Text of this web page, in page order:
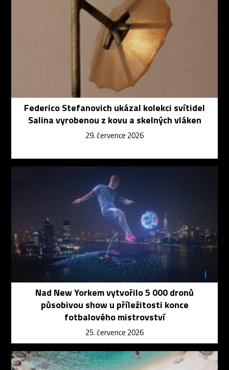
Federico Stefanovich ukázal kolekci svítidel
Salina vyrobenou z kovu a skelných vláken
29. července 2026
Nad New Yorkem vytvořilo 5 000 dronů
působivou show u příležitosti konce
fotbalového mistrovství
25. července 2026